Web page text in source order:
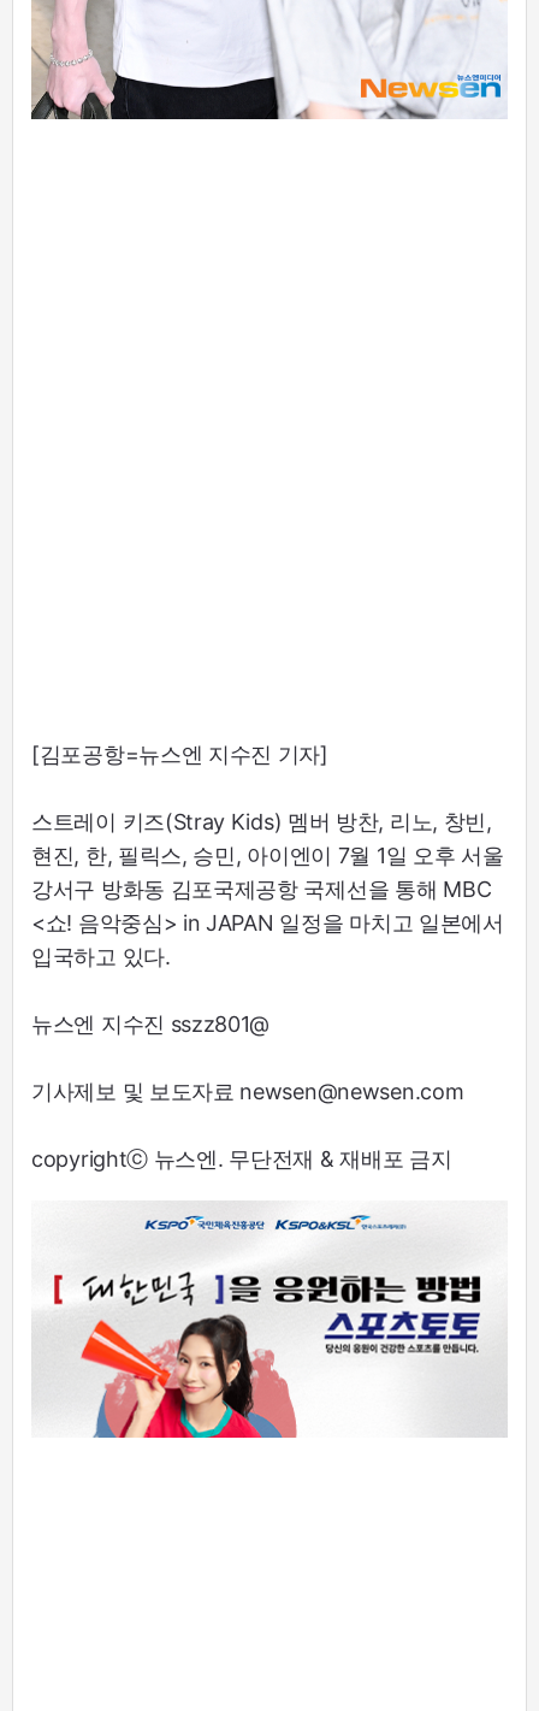
[김포공항=뉴스엔 지수진 기자]
스트레이 키즈(Stray Kids) 멤버 방찬, 리노, 창빈,
현진, 한, 필릭스, 승민, 아이엔이 7월 1일 오후 서울
강서구 방화동 김포국제공항 국제선을 통해 MBC
<쇼! 음악중심> in JAPAN 일정을 마치고 일본에서
입국하고 있다.
뉴스엔 지수진 sszz801@
기사제보 및 보도자료 newsen@newsen.com
copyrightⓒ 뉴스엔. 무단전재 & 재배포 금지